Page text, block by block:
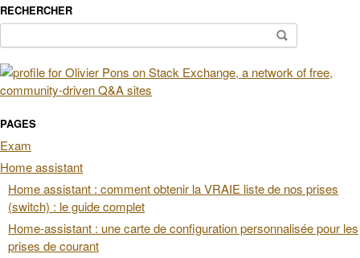
RECHERCHER
PAGES
Exam
Home assistant
Home assistant : comment obtenir la VRAIE liste de nos prises
(switch) : le guide complet
Home-assistant : une carte de configuration personnalisée pour les
prises de courant